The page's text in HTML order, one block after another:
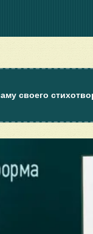
своего